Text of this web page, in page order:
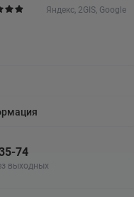
Яндекс, 2GIS, Google
74
выходных